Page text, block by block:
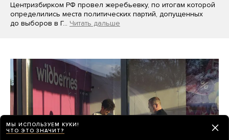
Центризбирком РФ провел жеребьевку, по итогам которой
определились места политических партий, допущенных
до выборов в Г… Читать дальше
МЫ ИСПОЛЬЗУЕМ КУКИ!
ЧТО ЭТО ЗНАЧИТ?